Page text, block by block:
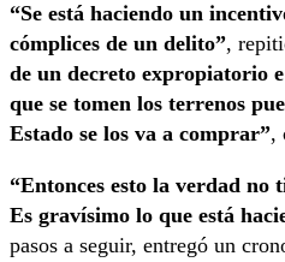
“Se está haciendo un
cómplices de un delito”,
de un decreto expropiatorio
que se tomen los terrenos
Estado se los va a comprar”,
“Entonces esto la verdad no
Es gravísimo lo que está
pasos a seguir, entregó un